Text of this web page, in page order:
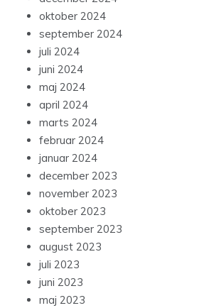
oktober 2024
september 2024
juli 2024
juni 2024
maj 2024
april 2024
marts 2024
februar 2024
januar 2024
december 2023
november 2023
oktober 2023
september 2023
august 2023
juli 2023
juni 2023
maj 2023